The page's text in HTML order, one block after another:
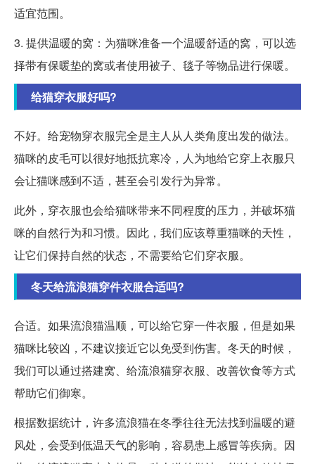
适宜范围。
3. 提供温暖的窝：为猫咪准备一个温暖舒适的窝，可以选
择带有保暖垫的窝或者使用被子、毯子等物品进行保暖。
给猫穿衣服好吗?
不好。给宠物穿衣服完全是主人从人类角度出发的做法。
猫咪的皮毛可以很好地抵抗寒冷，人为地给它穿上衣服只
会让猫咪感到不适，甚至会引发行为异常。
此外，穿衣服也会给猫咪带来不同程度的压力，并破坏猫
咪的自然行为和习惯。因此，我们应该尊重猫咪的天性，
让它们保持自然的状态，不需要给它们穿衣服。
冬天给流浪猫穿件衣服合适吗?
合适。如果流浪猫温顺，可以给它穿一件衣服，但是如果
猫咪比较凶，不建议接近它以免受到伤害。冬天的时候，
我们可以通过搭建窝、给流浪猫穿衣服、改善饮食等方式
帮助它们御寒。
根据数据统计，许多流浪猫在冬季往往无法找到温暖的避
风处，会受到低温天气的影响，容易患上感冒等疾病。因